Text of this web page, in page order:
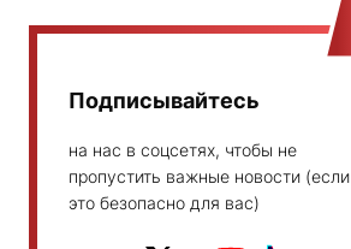
Подписывайтесь
на нас в соцсетях, чтобы не
пропустить важные новости (если
это безопасно для вас)